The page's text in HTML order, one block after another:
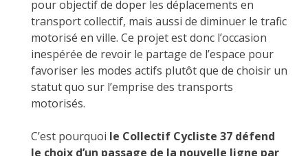
pour objectif de doper les déplacements en
transport collectif, mais aussi de diminuer le trafic
motorisé en ville. Ce projet est donc l’occasion
inespérée de revoir le partage de l’espace pour
favoriser les modes actifs plutôt que de choisir un
statut quo sur l’emprise des transports
motorisés.
C’est pourquoi le Collectif Cycliste 37 défend
le choix d’un passage de la nouvelle ligne par